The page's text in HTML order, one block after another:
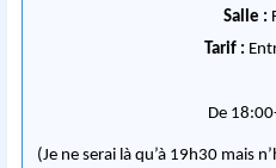
Salle :
Tarif :
De
(Je ne serai là qu’à 19h30 mais